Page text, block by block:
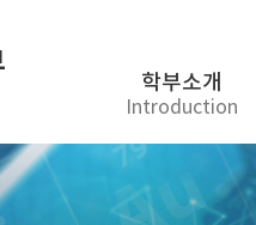
학부소개
Introduction